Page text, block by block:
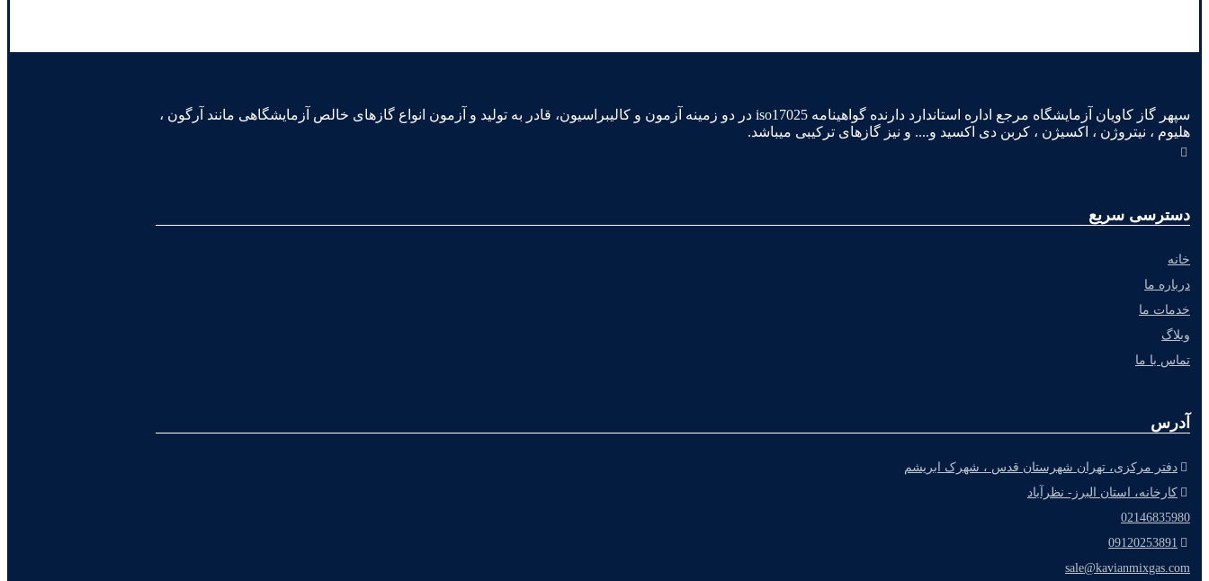
سپهر گاز کاویان آزمایشگاه مرجع اداره استاندارد دارنده گواهینامه iso17025 در دو زمینه آزمون و کالیبراسیون، قادر به تولید و آزمون انواع گازهای خالص آزمایشگاهی مانند آرگون ،
هلیوم ، نیتروژن ، اکسیژن ، کربن دی اکسید و.... و نیز گازهای ترکیبی میباشد.
دسترسی سریع
خانه
درباره ما
خدمات ما
وبلاگ
تماس با ما
آدرس
دفتر مرکزی، تهران شهرستان قدس ، شهرک ابریشم
کارخانه، استان البرز- نظرآباد
02146835980
09120253891
sale@kavianmixgas.com